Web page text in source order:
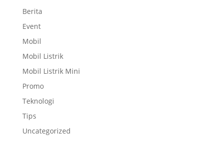
Berita
Event
Mobil
Mobil Listrik
Mobil Listrik Mini
Promo
Teknologi
Tips
Uncategorized